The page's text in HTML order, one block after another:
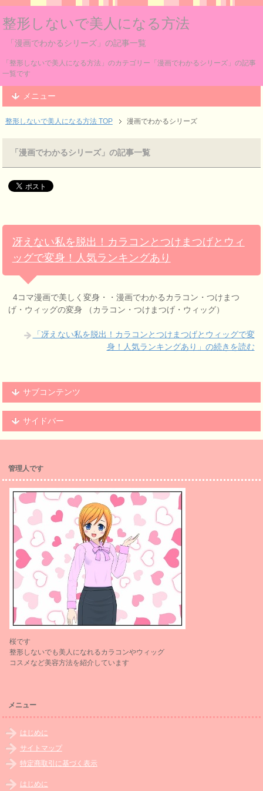
整形しないで美人になる方法
「漫画でわかるシリーズ」の記事一覧
「整形しないで美人になる方法」のカテゴリー「漫画でわかるシリーズ」の記事
一覧です
メニュー
整形しないで美人になる方法 TOP 漫画でわかるシリーズ
「漫画でわかるシリーズ」の記事一覧
冴えない私を脱出！カラコンとつけまつげとウィ
ッグで変身！人気ランキングあり
4コマ漫画で美しく変身・・漫画でわかるカラコン・つけまつ
げ・ウィッグの変身 （カラコン・つけまつげ・ウィッグ）
「冴えない私を脱出！カラコンとつけまつげとウィッグで変
身！人気ランキングあり」の続きを読む
サブコンテンツ
サイドバー
管理人です
桜です
整形しないでも美人になれるカラコンやウィッグ
コスメなど美容方法を紹介しています
メニュー
はじめに
サイトマップ
特定商取引に基づく表示
はじめに